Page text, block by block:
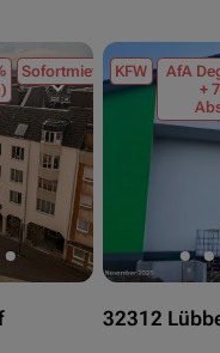
Sofortmiete KFW
AfA
+
32312